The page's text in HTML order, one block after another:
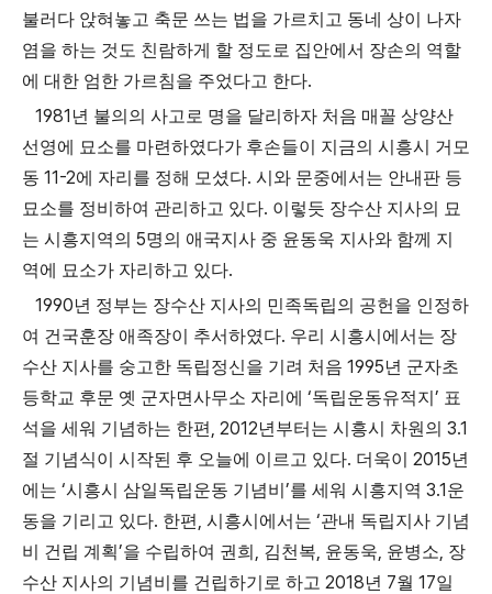
불러다 앉혀놓고 축문 쓰는 법을 가르치고 동네 상이 나자
염을 하는 것도 친람하게 할 정도로 집안에서 장손의 역할
에 대한 엄한 가르침을 주었다고 한다.
1981 년 불의의 사고로 명을 달리하자 처음 매꼴 상양산
선영에 묘소를 마련하였다가 후손들이 지금의 시흥시 거모
동 11-2에 자리를 정해 모셨다. 시와 문중에서는 안내판 등
묘소를 정비하여 관리하고 있다. 이렇듯 장수산 지사의 묘
는 시흥지역의 5명의 애국지사 중 윤동욱 지사와 함께 지
역에 묘소가 자리하고 있다.
1990년 정부는 장수산 지사의 민족독립의 공헌을 인정하
여 건국훈장 애족장이 추서하였다. 우리 시흥시에서는 장
수산 지사를 숭고한 독립정신을 기려 처음 1995년 군자초
등학교 후문 옛 군자면사무소 자리에 ‘독립운동유적지 ’ 표
석을 세워 기념하는 한편 , 2012년부터는 시흥시 차원의 3.1
절 기념식이 시작된 후 오늘에 이르고 있다. 더욱이 2015년
에는 ‘시흥시 삼일독립운동 기념비 ’를 세워 시흥지역 3.1운
동을 기리고 있다. 한편 , 시흥시에서는 ‘관내 독립지사 기념
비 건립 계획’을 수립하여 권희 , 김천복, 윤동욱, 윤병소, 장
수산 지사의 기념비를 건립하기로 하고 2018년 7월 17일